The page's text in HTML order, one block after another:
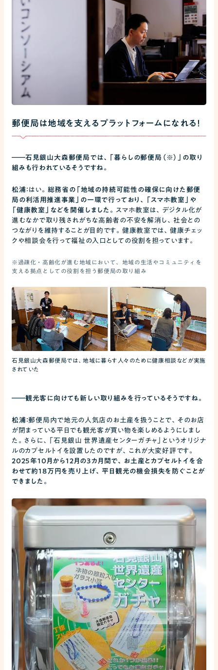
郵便局は地域を支えるプラットフォームになれる！
――石見銀山大森郵便局では、「暮らしの郵便局（※）」の取り
組みも行われているそうですね。
松浦： はい。 総務省の「地域の持続可能性の確保に向けた郵便
局の利活用推進事業」の一環で行っており、「スマホ教室」や
「健康教室」などを開催しました。 スマホ教室は、デジタル化が
進むなかで取り残されがちな高齢者の不安を解消し、社会との
つながりを維持することが目的です。健康教室では、健康チェッ
クや相談会を行って福祉の入口としての役割を担っています。
※過疎化・高齢化が進む地域において、地域の生活やコミュニティを
支える拠点としての役割を担う郵便局の取り組み
石見銀山大森郵便局では、地域に暮らす人々のために健康相談などが実施
されていた
――観光客に向けても新しい取り組みを行っているそうですね。
松浦：郵便局内で地元の人気店のお土産を扱うことで、そのお店
が閉まっている平日でも観光客が買い物を楽しめるようにしまし
た。さらに、「石見銀山 世界遺産センターガチャ」というオリジナ
ルのカプセルトイを設置したのですが、これが大変好評です。
2025年10月から12月の3カ月間で、お土産とカプセルトイを合
わせて約18万円を売り上げ、平日観光の機会損失を防ぐことが
できました。